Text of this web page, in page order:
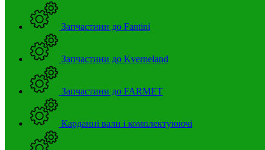
Запчастини до Fantini
Запчастини до Kverneland
Запчастини до FARMET
Карданні вали і комплектуюючі